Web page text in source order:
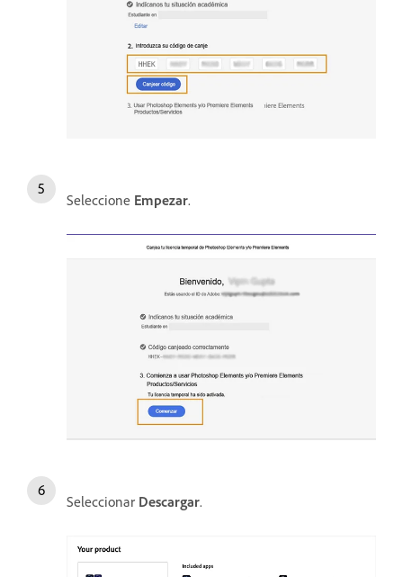
Seleccione Empezar.
Seleccionar Descargar.